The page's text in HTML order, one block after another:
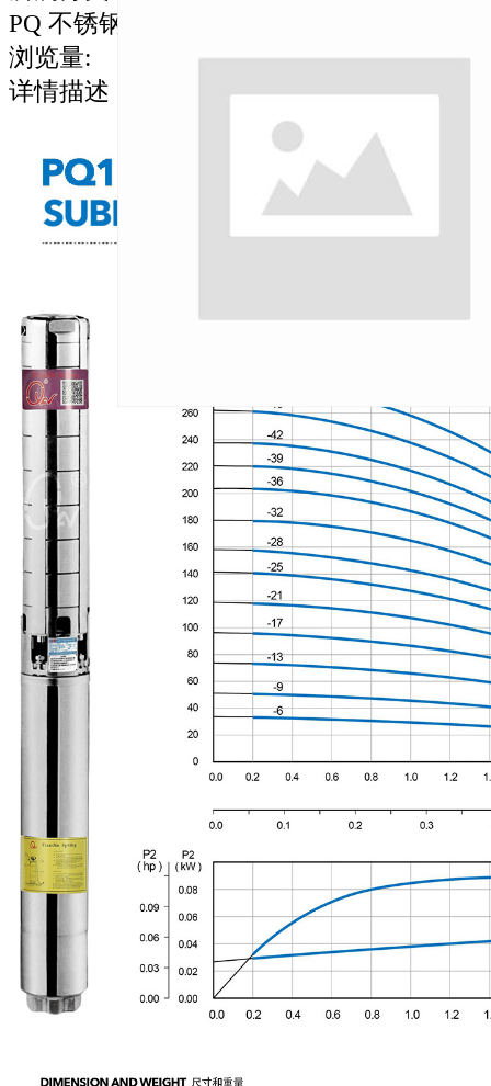
PQ 不锈钢泵
浏览量:
详情描述